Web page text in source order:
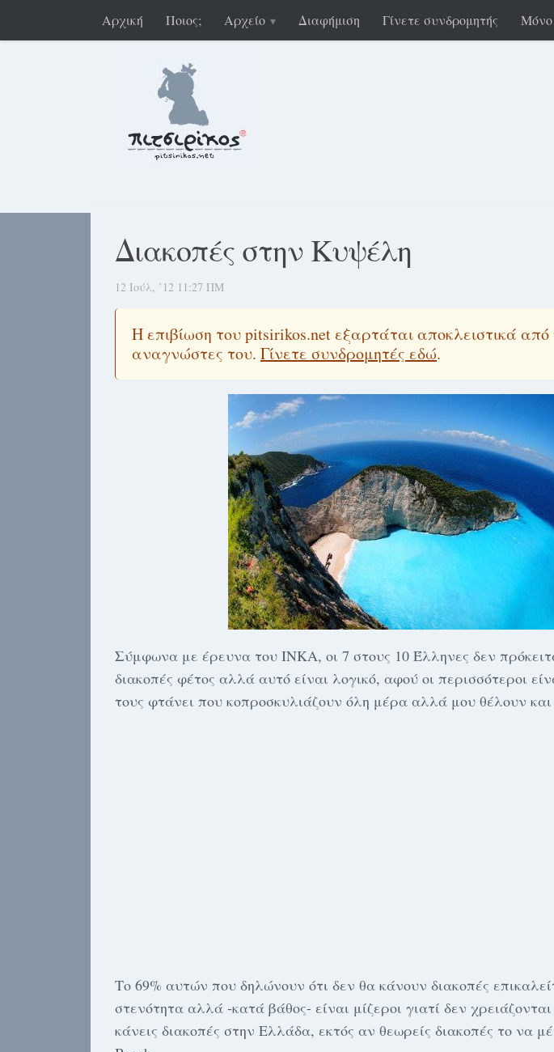
Αρχική Ποιος; Αρχείο Διαφήμιση Γίνετε συνδρομητής Μόνο
Διακοπές στην Κυψέλη
12 Ιούλ, ’12 11:27 ΠΜ
Η επιβίωση του pitsirikos.net εξαρτάται αποκλειστικά από
αναγνώστες του. Γίνετε συνδρομητές εδώ.
Σύμφωνα με έρευνα του ΙΝΚΑ, οι 7 στους 10 Έλληνες δεν
διακοπές φέτος αλλά αυτό είναι λογικό, αφού οι περισσότεροι
τους φτάνει που κοπροσκυλιάζουν όλη μέρα αλλά μου θέλουν
Το 69% αυτών που δηλώνουν ότι δεν θα κάνουν διακοπές
στενότητα αλλά -κατά βάθος- είναι μίζεροι γιατί δεν
κάνεις διακοπές στην Ελλάδα, εκτός αν θεωρείς διακοπές το να